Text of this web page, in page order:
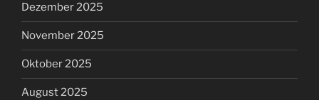
Dezember 2025
November 2025
Oktober 2025
August 2025